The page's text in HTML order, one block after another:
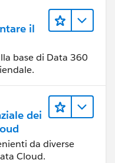
il
base di Data 360
dei
da diverse
Cloud.